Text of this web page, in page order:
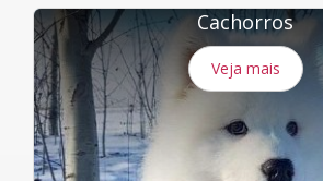
Cachorros
Veja mais